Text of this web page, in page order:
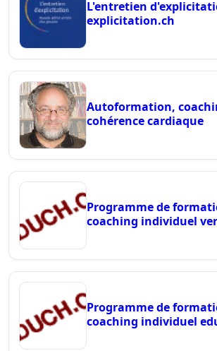
L'entretien
explicitation.ch
Autoformation,
cohérence cardiaque
Programme de
coaching individuel
Programme de
coaching individuel